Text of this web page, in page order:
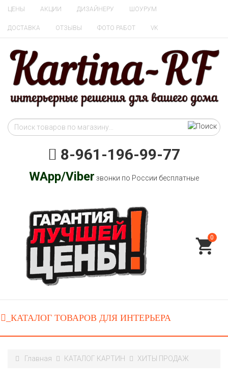
ЦЕНЫ АКЦИИ ДИЗАЙНЕРУ ШОУРУМ
ДОСТАВКА ОТЗЫВЫ ФОТО РАБОТ VK
8-961-196-99-77
WApp/Viber звонки по России бесплатные
0
Главная КАТАЛОГ КАРТИН ХИТЫ ПРОДАЖ